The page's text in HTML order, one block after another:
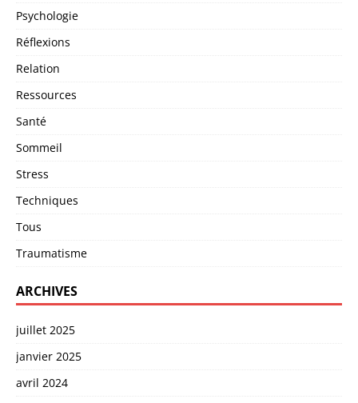
Psychologie
Réflexions
Relation
Ressources
Santé
Sommeil
Stress
Techniques
Tous
Traumatisme
ARCHIVES
juillet 2025
janvier 2025
avril 2024